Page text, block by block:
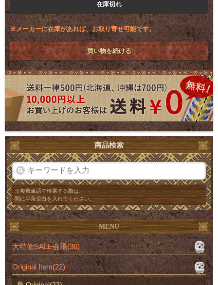
在庫切れ
※メーカーに在庫があれば、お取り寄せ可能です。
買い物を続ける
商品検索
※複数単語で検索する際は、
間に半角空白を入れてください。
MENU
大特価SALE会場(36)
Original Item(22)